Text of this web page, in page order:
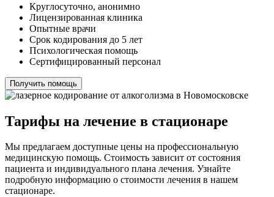
Круглосуточно, анонимно
Лицензированная клиника
Опытные врачи
Срок кодирования до 5 лет
Психологическая помощь
Сертифицированный персонал
Получить помощь
Тарифы на лечение в стационаре
Мы предлагаем доступные цены на профессиональную
медицинскую помощь. Стоимость зависит от состояния
пациента и индивидуального плана лечения. Узнайте
подробную информацию о стоимости лечения в нашем
стационаре.